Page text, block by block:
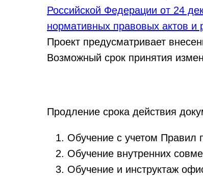
Российской Федерации от 24
нормативных правовых актов и
Проект предусматривает
Возможный срок принятия
Продление срока действия
Обучение с учетом Правил
Обучение внутренних
Обучение и инструктаж